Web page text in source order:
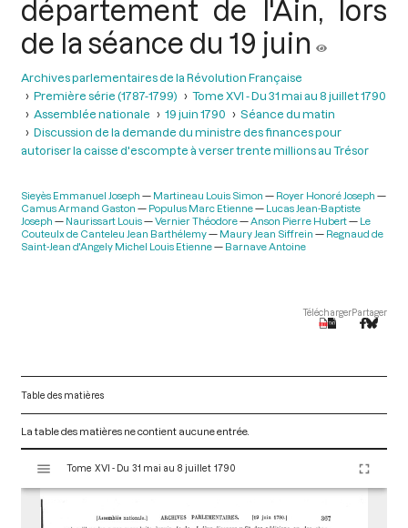
département de l'Ain, lors
de la séance du 19 juin
Archives parlementaires de la Révolution Française
Première série (1787-1799)
Tome XVI - Du 31 mai au 8 juillet 1790
Assemblée nationale
19 juin 1790
Séance du matin
Discussion de la demande du ministre des finances pour
autoriser la caisse d'escompte à verser trente millions au Trésor
Sieyès Emmanuel Joseph Martineau Louis Simon
Royer Honoré Joseph
Camus Armand Gaston
Populus Marc Etienne
Lucas Jean-Baptiste
Joseph
Naurissart Louis Vernier Théodore Anson Pierre Hubert
Le
Couteulx de Canteleu Jean Barthélemy
Maury Jean Siffrein
Regnaud de
Saint-Jean d'Angely Michel Louis Etienne
Barnave Antoine
TéléchargerPartager
Table des matières
La table des matières ne contient aucune entrée.
s
Tome XVI - Du 31 mai au 8 juillet 1790